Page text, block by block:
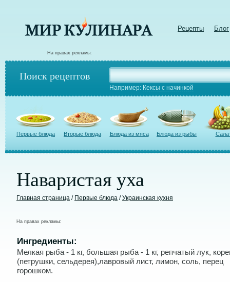
Рецепты Блог
На правах рекламы:
Поиск рецептов
Например: Кексы с начинкой
Первые блюда Вторые блюда Блюда из мяса Блюда из рыбы
Наваристая уха
Главная страница / Первые блюда /Украинская кухня
На правах рекламы:
Ингредиенты:
Мелкая рыба - 1 кг, большая рыба - 1 кг, репчатый лук,
(петрушки, сельдерея),лавровый лист, лимон, соль, перец
горошком.